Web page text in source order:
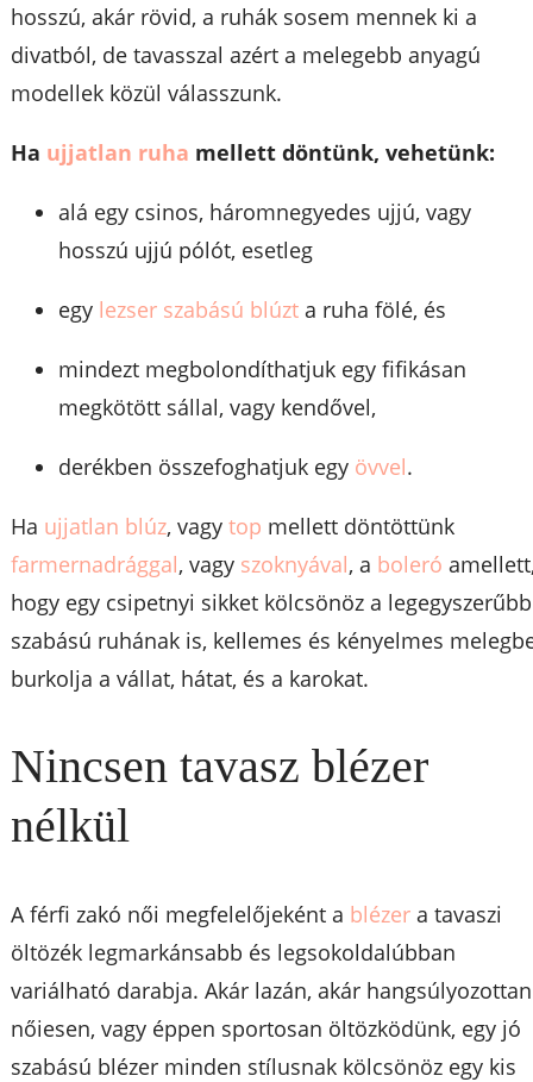
hosszú, akár rövid, a ruhák sosem mennek ki a
divatból, de tavasszal azért a melegebb anyagú
modellek közül válasszunk.
Ha ujjatlan ruha mellett döntünk, vehetünk:
alá egy csinos, háromnegyedes ujjú, vagy
hosszú ujjú pólót, esetleg
egy lezser szabású blúzt a ruha fölé, és
mindezt megbolondíthatjuk egy fifikásan
megkötött sállal, vagy kendővel,
derékben összefoghatjuk egy övvel.
Ha ujjatlan blúz, vagytop mellett döntöttünk
farmernadrággal, vagy szoknyával, a boleró
hogy egy csipetnyi sikket kölcsönöz a legegyszerűbb
szabású ruhának is, kellemes és kényelmes
burkolja a vállat, hátat, és a karokat.
Nincsen tavasz blézer
nélkül
A férfi zakó női megfelelőjeként a blézer a tavaszi
öltözék legmarkánsabb és legsokoldalúbban
variálható darabja. Akár lazán, akár hangsúlyozottan
nőiesen, vagy éppen sportosan öltözködünk, egy jó
szabású blézer minden stílusnak kölcsönöz egy kis